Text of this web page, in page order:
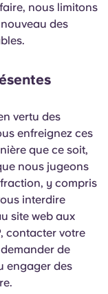
nous limitons
des
vertu des
enfreignez ces
que ce soit,
nous jugeons
y compris
interdire
site web aux
contacter votre
de
engager des